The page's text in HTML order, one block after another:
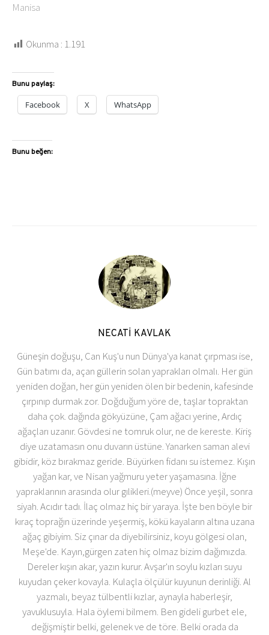
Manisa
Okunma : 1.191
Bunu paylaş:
Facebook X WhatsApp
Bunu beğen:
NECATİ KAVLAK
Güneşin doğuşu, Can Kuş'u nun Dünya'ya kanat çırpması ise,
Gün batımı da, açan güllerin solan yaprakları olmalı. Her gün
yeniden doğan, her gün yeniden ölen bir bedenin, kafesinde
çırpınıp durmak zor. Doğduğum yöre de, taşlar topraktan
daha çok. dağında gökyüzüne, Çam ağacı yerine, Ardıç
ağaçları uzanır. Gövdesi ne tomruk olur, ne de kereste. Kiriş
diye uzatamasın onu duvarın üstüne. Yanarken saman alevi
gibidir, köz bırakmaz geride. Büyürken fidanı su istemez. Kışın
yağan kar, ve Nisan yağmuru yeter yaşamasına. İğne
yapraklarının arasında olur gılikleri.(meyve) Önce yeşil, sonra
siyah. Acıdır tadı. İlaç olmaz hiç bir yaraya. İşte ben böyle bir
kıraç toprağın üzerinde yeşermiş, kökü kayaların altına uzana
ağaç gibiyim. Siz çınar da diyebilirsiniz, koyu gölgesi olan,
Meşe'de. Kayın,gürgen zaten hiç olmaz bizim dağımızda.
Dereler kışın akar, yazın kurur. Avşar'ın soylu kızları suyu
kuyudan çeker kovayla. Kulaçla ölçülür kuyunun derinliği. Al
yazmalı, beyaz tülbentli kızlar, aynayla haberleşir,
yavuklusuyla. Hala öylemi bilmem. Ben gideli gurbet ele,
değişmiştir belki, gelenek ve de töre. Belki orada da